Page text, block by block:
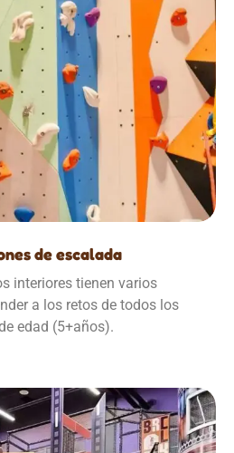
de escalada
interiores tienen varios
a los retos de todos los
edad (5+años).